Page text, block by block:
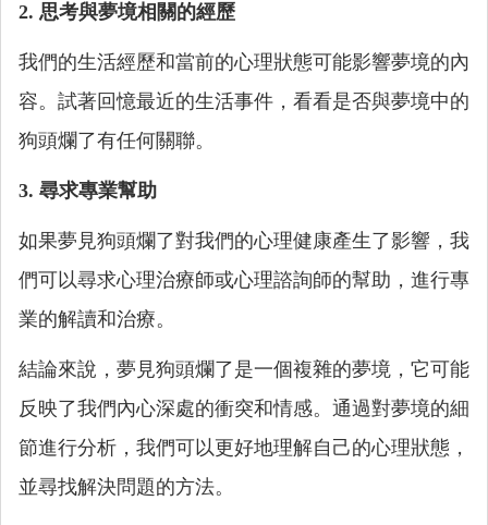
2. 思考與夢境相關的經歷
我們的生活經歷和當前的心理狀態可能影響夢境的內
容。試著回憶最近的生活事件，看看是否與夢境中的
狗頭爛了有任何關聯。
3. 尋求專業幫助
如果夢見狗頭爛了對我們的心理健康產生了影響，我
們可以尋求心理治療師或心理諮詢師的幫助，進行專
業的解讀和治療。
結論來說，夢見狗頭爛了是一個複雜的夢境，它可能
反映了我們內心深處的衝突和情感。通過對夢境的細
節進行分析，我們可以更好地理解自己的心理狀態，
並尋找解決問題的方法。